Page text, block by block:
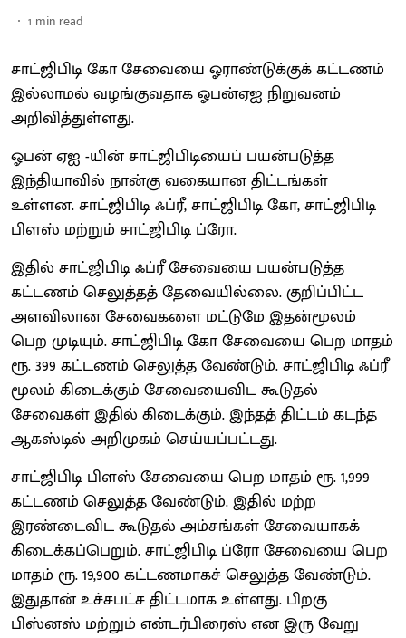
1 min read
சாட்ஜிபிடி கோ சேவையை ஓராண்டுக்குக் கட்டணம்
இல்லாமல் வழங்குவதாக ஓபன்ஏஐ நிறுவனம்
அறிவித்துள்ளது.
ஓபன் ஏஐ -யின் சாட்ஜிபிடியைப் பயன்படுத்த
இந்தியாவில் நான்கு வகையான திட்டங்கள்
உள்ளன. சாட்ஜிபிடி ஃப்ரீ, சாட்ஜிபிடி கோ, சாட்ஜிபிடி
பிளஸ் மற்றும் சாட்ஜிபிடி ப்ரோ.
இதில் சாட்ஜிபிடி ஃப்ரீ சேவையை பயன்படுத்த
கட்டணம் செலுத்தத் தேவையில்லை. குறிப்பிட்ட
அளவிலான சேவைகளை மட்டுமே இதன்மூலம்
பெற முடியும். சாட்ஜிபிடி கோ சேவையை பெற மாதம்
ரூ. 399 கட்டணம் செலுத்த வேண்டும். சாட்ஜிபிடி ஃப்ரீ
மூலம் கிடைக்கும் சேவையைவிட கூடுதல்
சேவைகள் இதில் கிடைக்கும். இந்தத் திட்டம் கடந்த
ஆகஸ்டில் அறிமுகம் செய்யப்பட்டது.
சாட்ஜிபிடி பிளஸ் சேவையை பெற மாதம் ரூ. 1,999
கட்டணம் செலுத்த வேண்டும். இதில் மற்ற
இரண்டைவிட கூடுதல் அம்சங்கள் சேவையாகக்
கிடைக்கப்பெறும். சாட்ஜிபிடி ப்ரோ சேவையை பெற
மாதம் ரூ. 19,900 கட்டணமாகச் செலுத்த வேண்டும்.
இதுதான் உச்சபட்ச திட்டமாக உள்ளது. பிறகு
பிஸ்னஸ் மற்றும் என்டர்பிரைஸ் என இரு வேறு